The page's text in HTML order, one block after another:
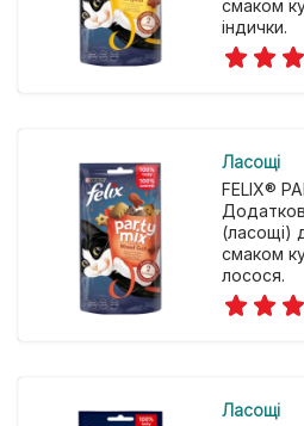
смаком
індички.
Ласощі
FELIX®
(ласощі)
смаком
лосося.
Ласощі